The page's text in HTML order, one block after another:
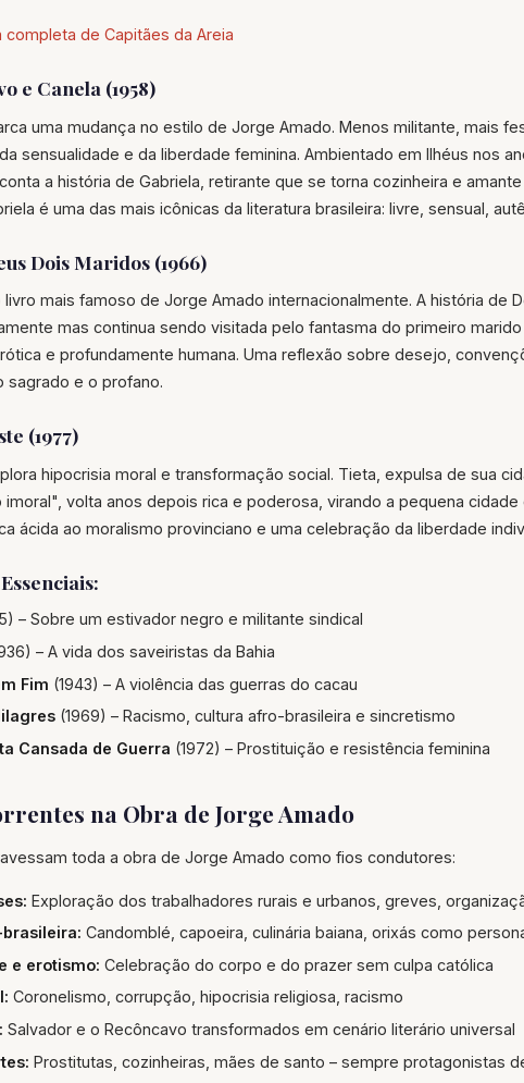
completa de Capitães da Areia
e Canela (1958)
uma mudança no estilo de Jorge Amado. Menos militante, mais
sensualidade e da liberdade feminina. Ambientado em Ilhéus nos
a história de Gabriela, retirante que se torna cozinheira e
é uma das mais icônicas da literatura brasileira: livre, sensual,
Dois Maridos (1966)
mais famoso de Jorge Amado internacionalmente. A história de
mas continua sendo visitada pelo fantasma do primeiro
e profundamente humana. Uma reflexão sobre desejo,
sagrado e o profano.
(1977)
hipocrisia moral e transformação social. Tieta, expulsa de sua
volta anos depois rica e poderosa, virando a pequena cidade
ácida ao moralismo provinciano e uma celebração da liberdade
– Sobre um estivador negro e militante sindical
– A vida dos saveiristas da Bahia
Fim (1943) – A violência das guerras do cacau
(1969) – Racismo, cultura afro-brasileira e sincretismo
Cansada de Guerra (1972) – Prostituição e resistência feminina
na Obra de Jorge Amado
toda a obra de Jorge Amado como fios condutores:
Exploração dos trabalhadores rurais e urbanos, greves,
Candomblé, capoeira, culinária baiana, orixás como
e erotismo: Celebração do corpo e do prazer sem culpa católica
Coronelismo, corrupção, hipocrisia religiosa, racismo
Salvador e o Recôncavo transformados em cenário literário universal
Prostitutas, cozinheiras, mães de santo – sempre protagonistas